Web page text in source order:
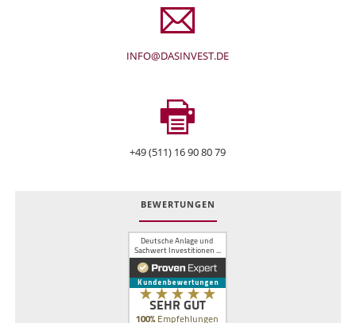
INFO@DASINVEST.DE
+49 (511) 16 90 80 79
BEWERTUNGEN